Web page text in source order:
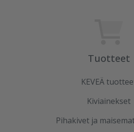
Tuotteet
KEVEÄ
Kiviainekset
Pihakivet ja